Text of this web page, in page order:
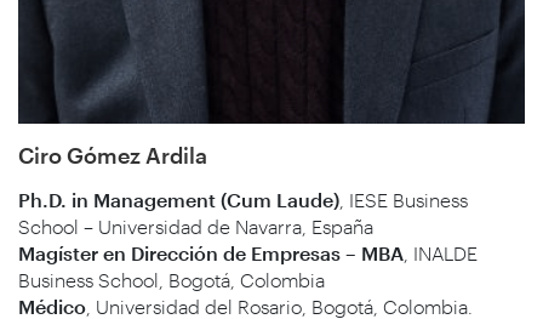
Ciro Gómez Ardila
Ph.D. in Management (Cum Laude) , IESE Business
School – Universidad de Navarra, España
Magíster en Dirección de Empresas – MBA , INALDE
Business School, Bogotá, Colombia
Médico , Universidad del Rosario, Bogotá, Colombia.